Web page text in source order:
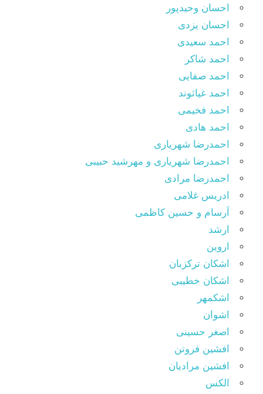
احسان وحیدپور
احسان یزدی
احمد سعیدی
احمد شاکر
احمد صفایی
احمد غیاثوند
احمد فخیمی
احمد هادی
احمدرضا شهریاری
احمدرضا شهریاری و مهرشید حبیبی
احمدرضا مرادی
ادریس غلامی
اَرسام و حسین کاظمی
ارشد
اروین
اشکان ترکزبان
اشکان خطیبی
اشکمهر
اشوان
اصغر حسینی
افشین فروتن
افشین مرادیان
الکس